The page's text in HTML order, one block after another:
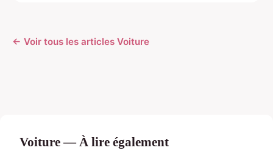
← Voir tous les articles Voiture
Voiture — À lire également